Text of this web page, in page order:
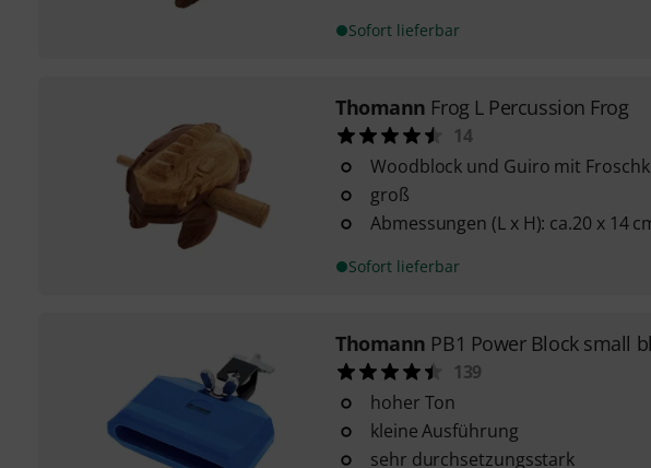
Sofort lieferbar
Thomann Frog L Percussion Frog
14
Woodblock und Guiro mit
groß
Abmessungen (L x H): ca.20 x 14
Sofort lieferbar
Thomann PB1 Power Block small
139
hoher Ton
kleine Ausführung
sehr durchsetzungsstark